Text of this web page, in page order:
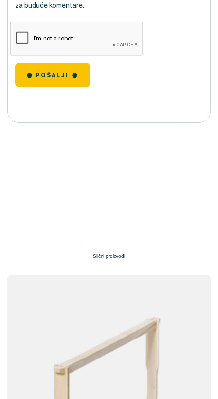
za buduće komentare.
POŠALJI
Slični proizvodi